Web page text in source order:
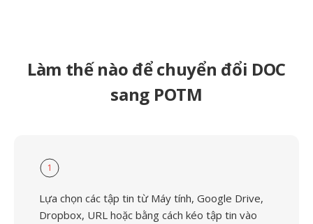
Làm thế nào để chuyển đổi DOC
sang POTM
1
Lựa chọn các tập tin từ Máy tính, Google Drive,
Dropbox, URL hoặc bằng cách kéo tập tin vào